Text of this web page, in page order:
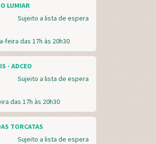
LUMIAR
Sujeito a lista de espera
feira das 17h às 20h30
- ADCEO
Sujeito a lista de espera
das 17h às 20h30
TORCATAS
Sujeito a lista de espera